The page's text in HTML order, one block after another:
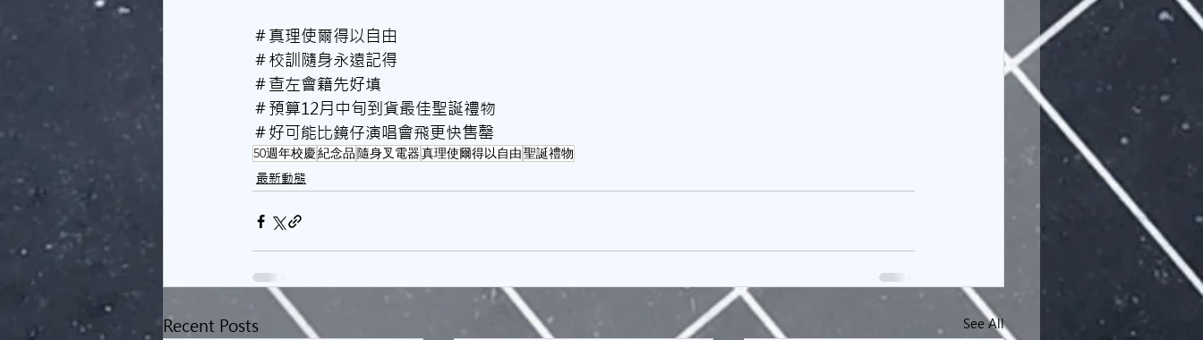
＃真理使爾得以自由
＃校訓隨身永遠記得
＃查左會籍先好填
＃預算12月中旬到貨最佳聖誕禮物
＃好可能比鏡仔演唱會飛更快售罄
50週年校慶紀念品隨身叉電器真理使爾得以自由聖誕禮物
最新動態
Recent Posts See All